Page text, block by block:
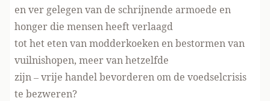
en ver gelegen van de schrijnende armoede en
honger die mensen heeft verlaagd
tot het eten van modderkoeken en bestormen van
vuilnishopen, meer van hetzelfde
zijn – vrije handel bevorderen om de voedselcrisis
te bezweren?